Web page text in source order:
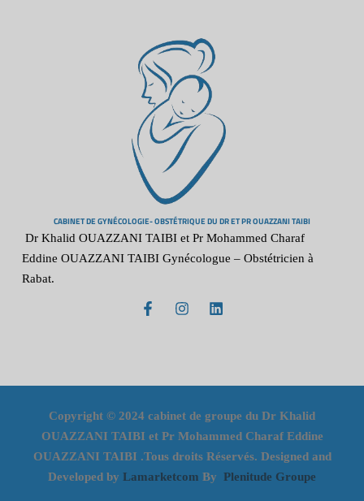
CABINET DE GYNÉCOLOGIE- OBSTÉTRIQUE DU DR ET PR OUAZZANI TAIBI
Dr Khalid OUAZZANI TAIBI et Pr Mohammed Charaf
Eddine OUAZZANI TAIBI Gynécologue – Obstétricien à
Rabat.
Copyright © 2024 cabinet de groupe du Dr Khalid
OUAZZANI TAIBI et Pr Mohammed Charaf Eddine
OUAZZANI TAIBI .Tous droits Réservés. Designed and
Developed by Lamarketcom By Plenitude Groupe